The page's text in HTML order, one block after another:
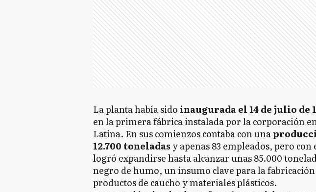
La planta había sido inaugurada el 14 de julio de
en la primera fábrica instalada por la corporación
Latina. En sus comienzos contaba con una
12.700 toneladas y apenas 83 empleados, pero con
logró expandirse hasta alcanzar unas 85.000
negro de humo, un insumo clave para la
productos de caucho y materiales plásticos.